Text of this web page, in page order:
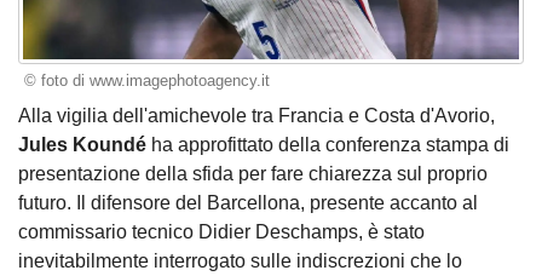
© foto di www.imagephotoagency.it
Alla vigilia dell'amichevole tra Francia e Costa d'Avorio,
Jules Koundé ha approfittato della conferenza stampa di
presentazione della sfida per fare chiarezza sul proprio
futuro. Il difensore del Barcellona, presente accanto al
commissario tecnico Didier Deschamps, è stato
inevitabilmente interrogato sulle indiscrezioni che lo